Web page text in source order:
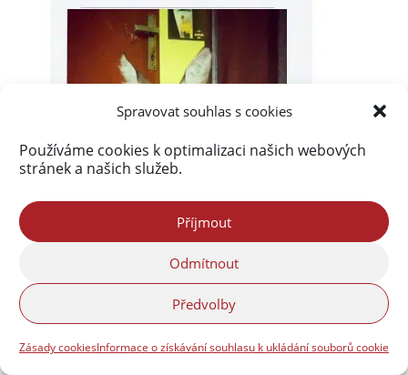
Spravovat souhlas s cookies
Používáme cookies k optimalizaci našich webových
stránek a našich služeb.
Příjmout
Odmítnout
Předvolby
Zásady cookiesInformace o získávání souhlasu k ukládání souborů cookie